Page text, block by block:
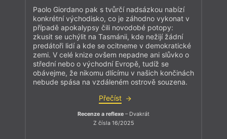
Paolo Giordano pak s tvůrčí nadsázkou nabízí
konkrétní východisko, co je záhodno vykonat v
případě apokalypsy čili novodobé potopy:
zkusit se uchýlit na Tasmánii, kde nežijí žádní
predátoři lidí a kde se ocitneme v demokratické
zemi. V celé knize ovšem nepadne ani slůvko o
střední nebo o východní Evropě, tudíž se
obávejme, že nikomu dlícímu v našich končinách
nebude spása na vzdáleném ostrově souzena.
Přečíst
Recenze a reflexe – Dvakrát
Z čísla 16/2025